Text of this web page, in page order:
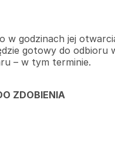
w godzinach jej
gotowy do odbioru
– w tym terminie.
ZDOBIENIA